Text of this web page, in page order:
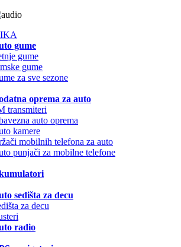
gume
gume
gume
za sve sezone
oprema za auto
transmiteri
auto oprema
kamere
mobilnih telefona za auto
punjači za mobilne telefone
sedišta za decu
za decu
radio